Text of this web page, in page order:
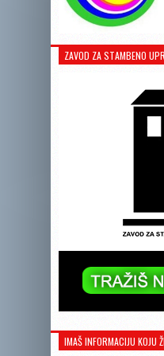
ZAVOD ZA STAMBENO
IMAŠ INFORMACIJU KOJU